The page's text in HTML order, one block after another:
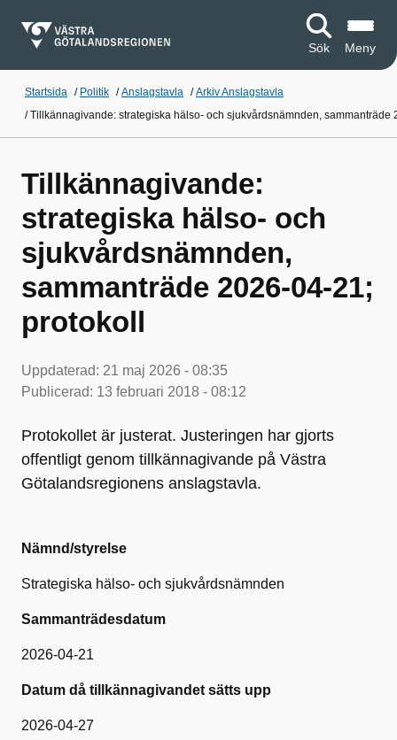
Sök Meny
Startsida / Politik /Anslagstavla /Arkiv Anslagstavla
/Tillkännagivande: strategiska hälso- och sjukvårdsnämnden, sammanträde
Tillkännagivande:
strategiska hälso- och
sjukvårdsnämnden,
sammanträde 2026-04-21;
protokoll
Uppdaterad: 21 maj 2026 - 08:35
Publicerad: 13 februari 2018 - 08:12
Protokollet är justerat. Justeringen har gjorts
offentligt genom tillkännagivande på Västra
Götalandsregionens anslagstavla.
Nämnd/styrelse
Strategiska hälso- och sjukvårdsnämnden
Sammanträdesdatum
2026-04-21
Datum då tillkännagivandet sätts upp
2026-04-27